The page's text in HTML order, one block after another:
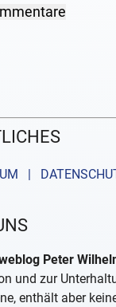
|
Peter
und zur
enthält aber